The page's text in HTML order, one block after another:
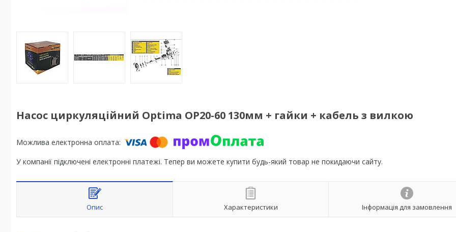
Насос циркуляційний Optima OP20-60 130мм + гайки + кабель з вилкою
У компанії підключені електронні платежі. Тепер ви можете купити будь-який товар не покидаючи сайту.
Опис Характеристики Інформація для замовлення